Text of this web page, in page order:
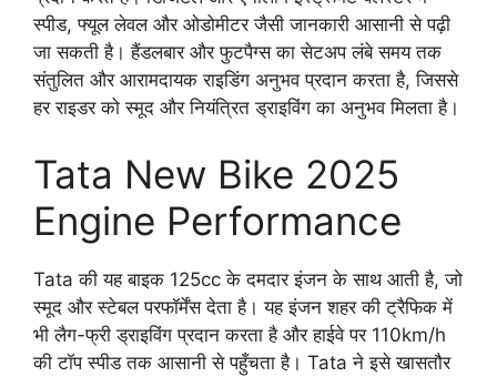
स्पीड, फ्यूल लेवल और ओडोमीटर जैसी जानकारी आसानी से पढ़ी
जा सकती है। हैंडलबार और फुटपैग्स का सेटअप लंबे समय तक
संतुलित और आरामदायक राइडिंग अनुभव प्रदान करता है, जिससे
हर राइडर को स्मूद और नियंत्रित ड्राइविंग का अनुभव मिलता है।
Tata New Bike 2025
Engine Performance
Tata की यह बाइक 125cc के दमदार इंजन के साथ आती है, जो
स्मूद और स्टेबल परफॉर्मेंस देता है। यह इंजन शहर की ट्रैफिक में
भी लैग-फ्री ड्राइविंग प्रदान करता है और हाईवे पर 110km/h
की टॉप स्पीड तक आसानी से पहुँचता है। Tata ने इसे खासतौर